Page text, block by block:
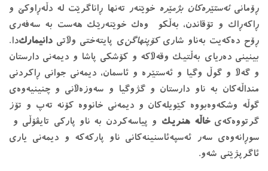
ڕۆمانیئەستێرەکان بژمێرە خوێنەر تەنها ڕاناگرێت لە دڵەڕاوکێ و
ڕاکەڕاک و تۆقاندن، بەڵکو وەک خوێنەرێک هەست بە سەفەری
ڕۆح دەکەیت بەناو شاریکۆپنهاگن‌ی پایتەختی وڵاتیدانیمارک‌دا.
بینینی دەریای بەڵتیک وقەڵاکە و کۆشکی پاشا و دیمەنی دارستان
و گەڵا و گوڵ وگیا و ئەستێرە و ئاسمان، دیمەنی جوانی ڕاکردنی
منداڵەکان بە ناو دارستان و گژوگیا و سەوزەڵانی و چنینیەوەی
گوڵە وشکەوەبووە کێویلەکان و دیمەنی خانووە کۆنە تەپ و تۆز
گرتووەکەیخاڵە هنریک و پیاسەکردن بە ناو پارکی تایڤۆڵی و
سوڕانەوەی سەر ئەسپەئاسنینەکانی ناو پارکەکە و دیمەنی یاری
ئاگرپژێنی شەو.